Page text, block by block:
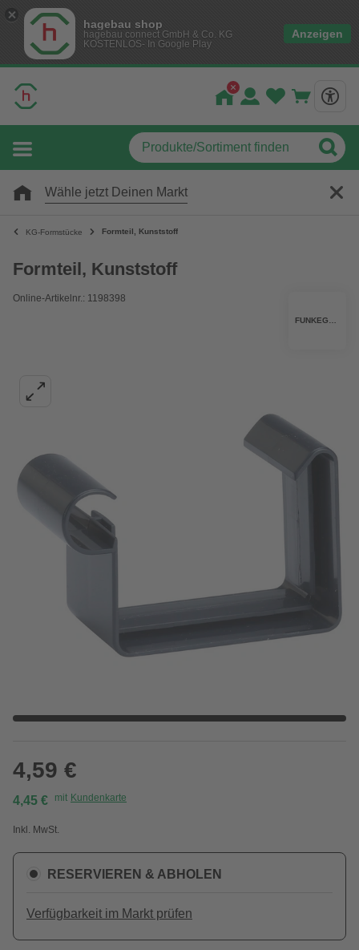
hagebau shop
hagebau connect GmbH & Co. KG
KOSTENLOS- In Google Play
Anzeigen
Wähle jetzt Deinen Markt
KG-Formstücke Formteil, Kunststoff
Formteil, Kunststoff
Online-Artikelnr.: 1198398
4,59 €
4,45 € mit Kundenkarte
Inkl. MwSt.
RESERVIEREN & ABHOLEN
Verfügbarkeit im Markt prüfen